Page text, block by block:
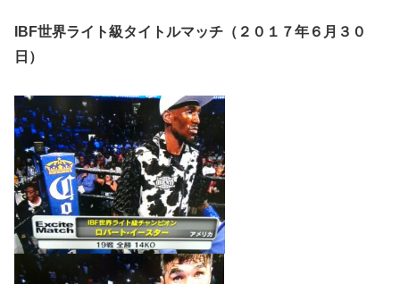
IBF世界ライト級タイトルマッチ（２０１７年６月３０
日）